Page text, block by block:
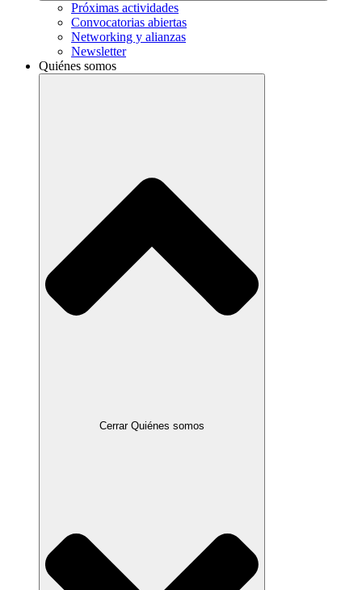
Próximas actividades
Convocatorias abiertas
Networking y alianzas
Newsletter
Quiénes somos
Cerrar Quiénes somos